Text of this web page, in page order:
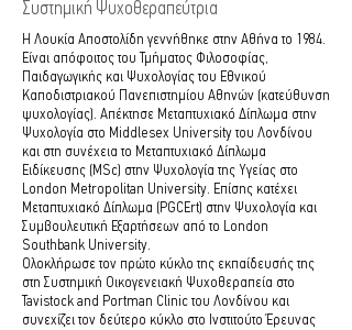
Συστημική Ψυχοθεραπεύτρια
​Η Λουκία Αποστολίδη γεννήθηκε στην Αθήνα το 1984.
Είναι απόφοιτος του Τμήματος Φιλοσοφίας,
Παιδαγωγικής και Ψυχολογίας του Εθνικού
Καποδιστριακού Πανεπιστημίου Αθηνών (κατεύθυνση
ψυχολογίας). Απέκτησε Μεταπτυχιακό Δίπλωμα στην
Ψυχολογία στο Middlesex University του Λονδίνου
και στη συνέχεια το Μεταπτυχιακό Δίπλωμα
Ειδίκευσης (MSc) στην Ψυχολογία της Υγείας στο
London Metropolitan University. Επίσης κατέχει
Μεταπτυχιακό Δίπλωμα (PGCErt) στην Ψυχολογία και
Συμβουλευτική Εξαρτήσεων από το London
Southbank University.
Ολοκλήρωσε τον πρώτο κύκλο της εκπαίδευσής της
στη Συστημική Οικογενειακή Ψυχοθεραπεία στο
Tavistock and Portman Clinic του Λονδίνου και
συνεχίζει τον δεύτερο κύκλο στο Ινστιτούτο Έρευνας